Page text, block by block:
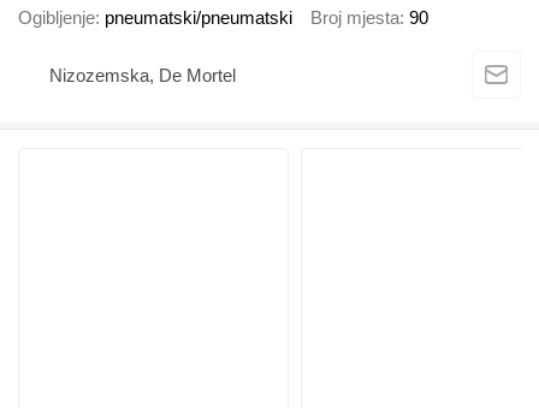
Ogibljenje pneumatski/pneumatski Broj mjesta 90
Nizozemska, De Mortel